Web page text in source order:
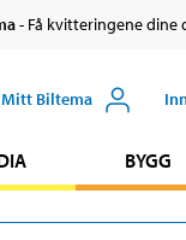
- Få kvitteringene dine
Mitt Biltema
BYGG